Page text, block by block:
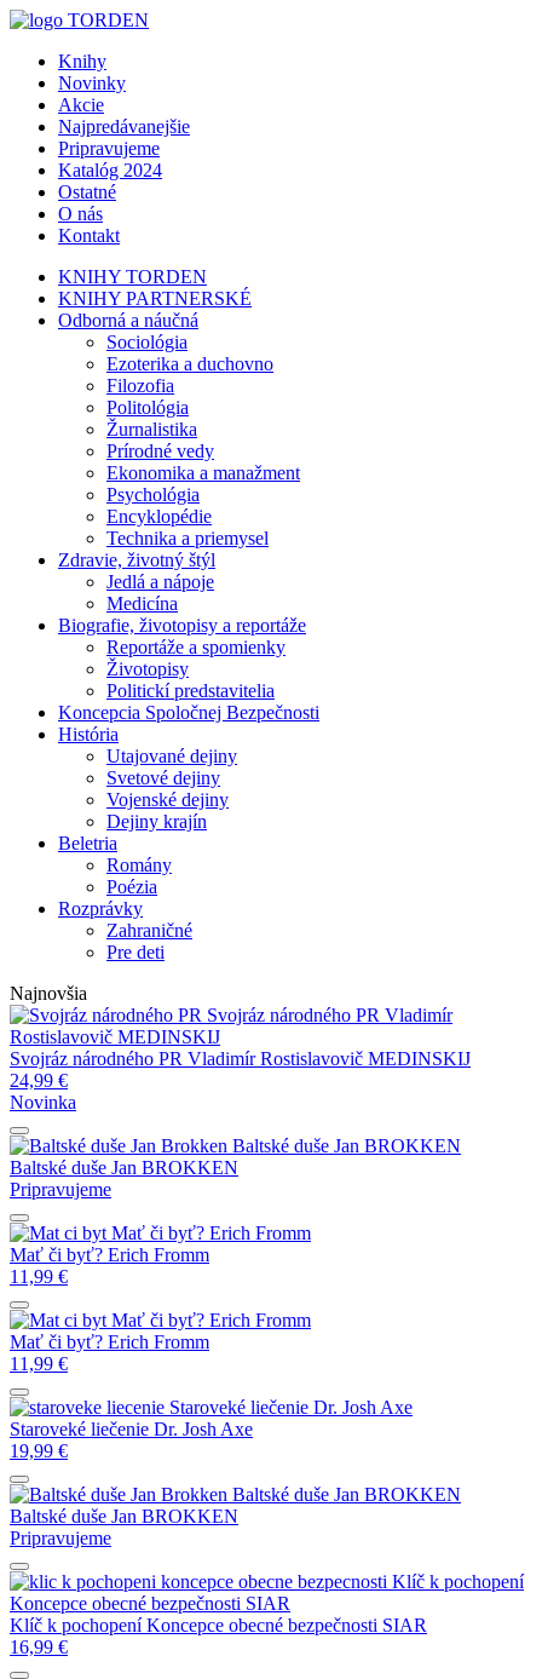
Knihy
Novinky
Akcie
Najpredávanejšie
Pripravujeme
Katalóg 2024
Ostatné
O nás
Kontakt
KNIHY TORDEN
KNIHY PARTNERSKÉ
Odborná a náučná
Sociológia
Ezoterika a duchovno
Filozofia
Politológia
Žurnalistika
Prírodné vedy
Ekonomika a manažment
Psychológia
Encyklopédie
Technika a priemysel
Zdravie, životný štýl
Jedlá a nápoje
Medicína
Biografie, životopisy a reportáže
Reportáže a spomienky
Životopisy
Politickí predstavitelia
Koncepcia Spoločnej Bezpečnosti
História
Utajované dejiny
Svetové dejiny
Vojenské dejiny
Dejiny krajín
Beletria
Romány
Poézia
Rozprávky
Zahraničné
Pre deti
Najnovšia
Svojráz národného PR Vladimír
Rostislavovič MEDINSKIJ
Svojráz národného PR Vladimír Rostislavovič MEDINSKIJ
24,99 €
Novinka
Baltské duše Jan BROKKEN
Baltské duše Jan BROKKEN
Pripravujeme
Mať či byť? Erich Fromm
Mať či byť? Erich Fromm
11,99 €
Mať či byť? Erich Fromm
Mať či byť? Erich Fromm
11,99 €
Staroveké liečenie Dr. Josh Axe
Staroveké liečenie Dr. Josh Axe
19,99 €
Baltské duše Jan BROKKEN
Baltské duše Jan BROKKEN
Pripravujeme
Klíč k pochopení
Koncepce obecné bezpečnosti SIAR
Klíč k pochopení Koncepce obecné bezpečnosti SIAR
16,99 €